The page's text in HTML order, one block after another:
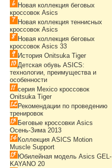
Новая коллекция беговых
кроссовок Asics
Новая коллекция теннисных
кроссовок Asics
Новая коллекция беговых
кроссовок Asics 33
История Onitsuka Tiger
Детская обувь ASICS:
технологии, преимущества и
особенности
серия Mexico кроссовок
Onitsuka Tiger
Рекомендации по проведению
тренировок
Беговые кроссовки Asics
Осень-Зима 2013
Коллекция ASICS Motion
Muscle Support
Юбилейная модель Asics GEL-
KAYANO 20